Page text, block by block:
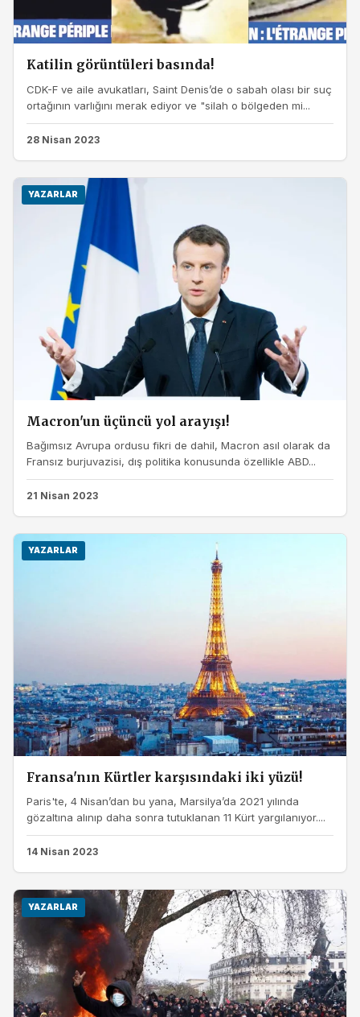
Katilin görüntüleri basında!
CDK-F ve aile avukatları, Saint Denis’de o sabah olası bir suç
ortağının varlığını merak ediyor ve "silah o bölgeden mi...
28 Nisan 2023
YAZARLAR
Macron'un üçüncü yol arayışı!
Bağımsız Avrupa ordusu fikri de dahil, Macron asıl olarak da
Fransız burjuvazisi, dış politika konusunda özellikle ABD...
21 Nisan 2023
YAZARLAR
Fransa'nın Kürtler karşısındaki iki yüzü!
Paris'te, 4 Nisan’dan bu yana, Marsilya’da 2021 yılında
gözaltına alınıp daha sonra tutuklanan 11 Kürt yargılanıyor....
14 Nisan 2023
YAZARLAR